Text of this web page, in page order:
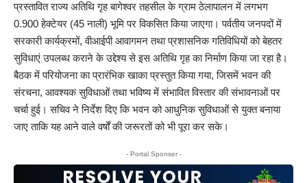
प्रस्तावित राज्य अतिथि गृह बागेश्वर तहसील के ग्राम ठेलापालन में लगभग
0.900 हेक्टेयर (45 नाली) भूमि पर विकसित किया जाएगा। पर्वतीय जनपदों में
सरकारी कार्यक्रमों, वीआईपी आवागमन तथा प्रशासनिक गतिविधियों को बेहतर
सुविधाएं उपलब्ध कराने के उद्देश्य से इस अतिथि गृह का निर्माण किया जा रहा है।
बैठक में परियोजना का प्रारंभिक खाका प्रस्तुत किया गया, जिसमें भवन की
संरचना, आवश्यक सुविधाओं तथा भविष्य में संभावित विस्तार की संभावनाओं पर
चर्चा हुई। सचिव ने निर्देश दिए कि भवन को आधुनिक सुविधाओं से युक्त बनाया
जाए ताकि यह आने वाले वर्षों की जरूरतों को भी पूरा कर सके।
- Portal Sponser -